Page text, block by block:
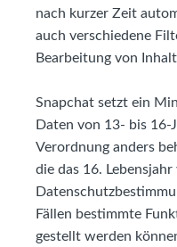
nach kurzer Zeit
auch verschiedene
Bearbeitung von
Snapchat setzt ein
Daten von 13- bis 16-
Verordnung anders
die das 16.
Fällen bestimmte
gestellt werden